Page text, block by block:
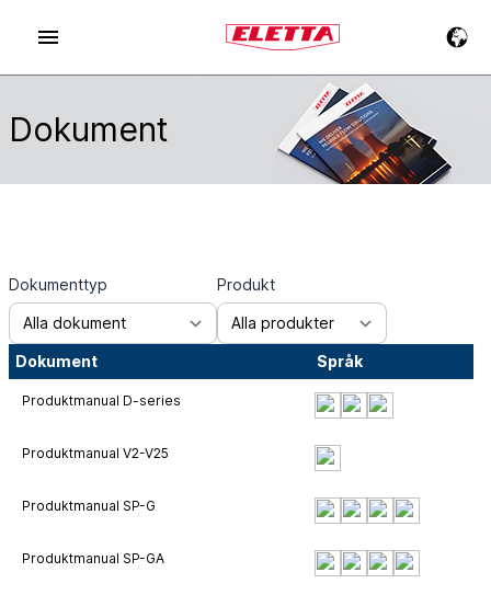
Dokument
Dokumenttyp Produkt
Dokument Språk
Produktmanual D-series
Produktmanual V2-V25
Produktmanual SP-G
Produktmanual SP-GA